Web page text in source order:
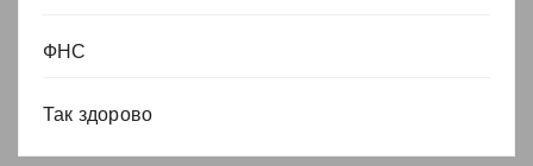
ФНС
Так здорово